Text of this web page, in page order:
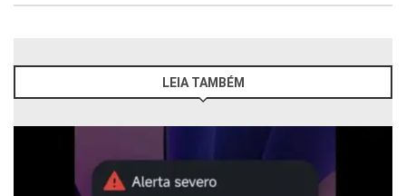
LEIA TAMBÉM